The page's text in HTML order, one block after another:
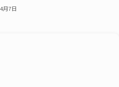
月7日